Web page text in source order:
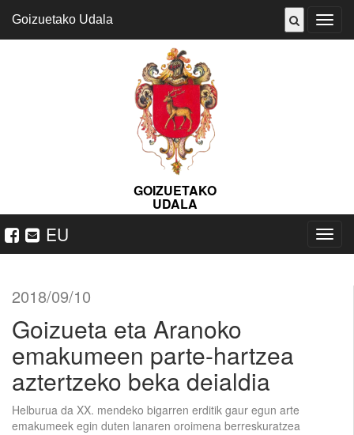
ireki
Goizuetako Udala
GOIZUETAKO
UDALA
EU
ireki
2018/09/10
Goizueta eta Aranoko
emakumeen parte-hartzea
aztertzeko beka deialdia
Helburua da XX. mendeko bigarren erditik gaur egun arte
emakumeek egin duten lanaren oroimena berreskuratzea